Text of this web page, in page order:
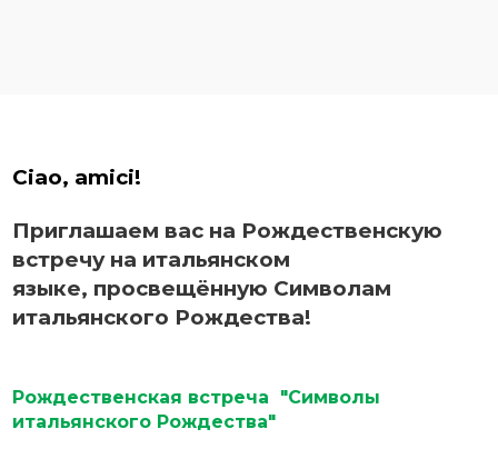
Ciao, amici!
Приглашаем вас на Рождественскую
встречу на итальянском
языке, просвещённую Символам
итальянского Рождества!
Рождественская встреча "Символы
итальянского Рождества"